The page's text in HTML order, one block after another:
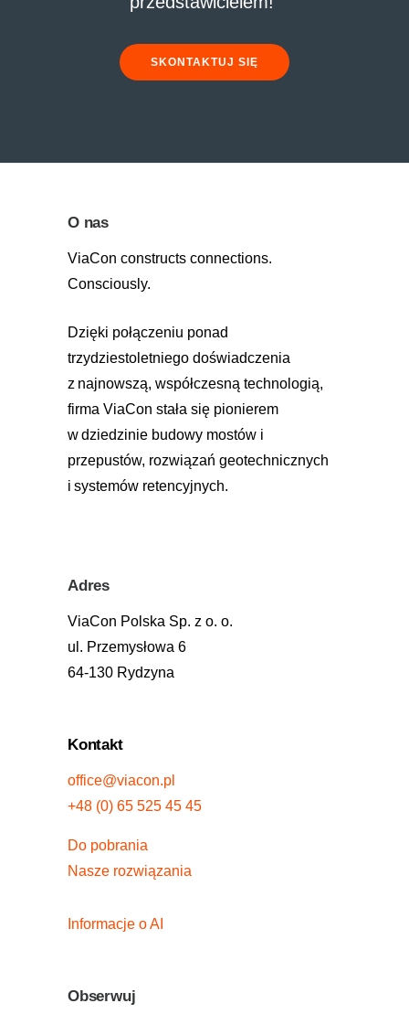
SKONTAKTUJ SIĘ
O nas
ViaCon constructs connections.
Consciously.
Dzięki połączeniu ponad
trzydziestoletniego doświadczenia
z najnowszą, współczesną technologią,
firma ViaCon stała się pionierem
w dziedzinie budowy mostów i
przepustów, rozwiązań geotechnicznych
i systemów retencyjnych.
Adres
ViaCon Polska Sp. z o. o.
ul. Przemysłowa 6
64-130 Rydzyna
Kontakt
office@viacon.pl
+48 (0) 65 525 45 45
Do pobrania
Nasze rozwiązania
Informacje o AI
Obserwuj